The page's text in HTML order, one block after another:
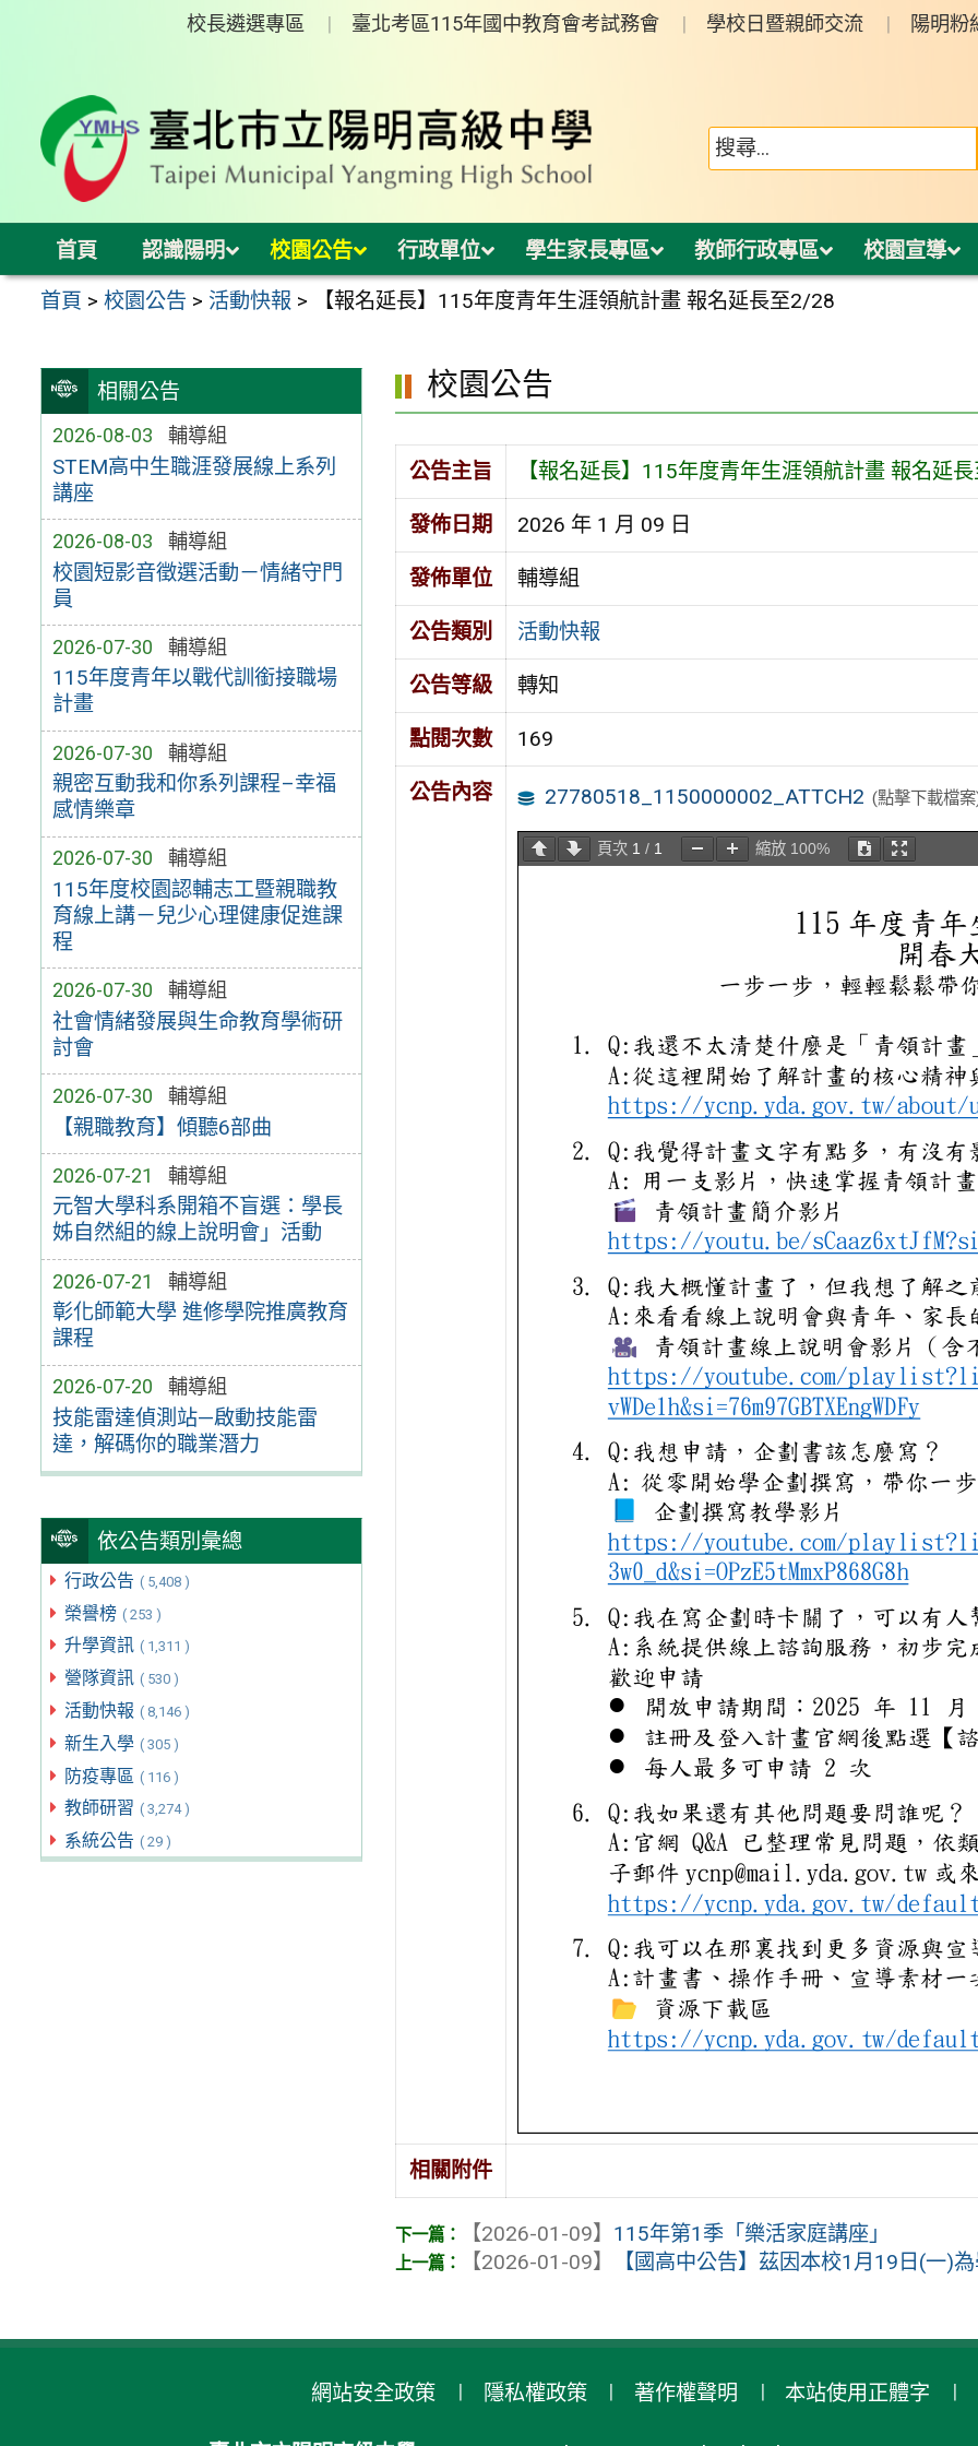
校長遴選專區 臺北考區115年國中教育會考試務會 學校日暨親師交流 陽明粉
首頁 認識陽明 校園公告 行政單位 學生家長專區 教師行政專區 校園宣導
首頁 >校園公告 > 活動快報 > 【報名延長】115年度青年生涯領航計畫 報名延長至2/28
相關公告
2026-08-03 輔導組
STEM高中生職涯發展線上系列
講座
2026-08-03 輔導組
校園短影音徵選活動－情緒守門
員
2026-07-30 輔導組
115年度青年以戰代訓銜接職場
計畫
2026-07-30 輔導組
親密互動我和你系列課程–幸福
感情樂章
2026-07-30 輔導組
115年度校園認輔志工暨親職教
育線上講－兒少心理健康促進課
程
2026-07-30 輔導組
社會情緒發展與生命教育學術研
討會
2026-07-30 輔導組
【親職教育】傾聽6部曲
2026-07-21 輔導組
元智大學科系開箱不盲選：學長
姊自然組的線上說明會」活動
2026-07-21 輔導組
彰化師範大學 進修學院推廣教育
課程
2026-07-20 輔導組
技能雷達偵測站—啟動技能雷
達，解碼你的職業潛力
依公告類別彙總
行政公告 ( 5,408 )
榮譽榜 ( 253 )
升學資訊 ( 1,311 )
營隊資訊 ( 530 )
活動快報 ( 8,146 )
新生入學 ( 305 )
防疫專區 ( 116 )
教師研習 ( 3,274 )
系統公告 ( 29 )
校園公告
公告主旨 【報名延長】115年度青年生涯領航計畫 報名延
發佈日期 2026 年 1 月 09 日
發佈單位 輔導組
公告類別 活動快報
公告等級 轉知
點閱次數 169
公告內容 27780518_1150000002_ATTCH2 (點擊下載檔
頁次 1 / 1 縮放 100%
相關附件
【2026-01-09】 115年第1季「樂活家庭講座」
【2026-01-09】
【國高中公告】茲因本校1月19日(一)
網站安全政策 隱私權政策 著作權聲明 本站使用正體字